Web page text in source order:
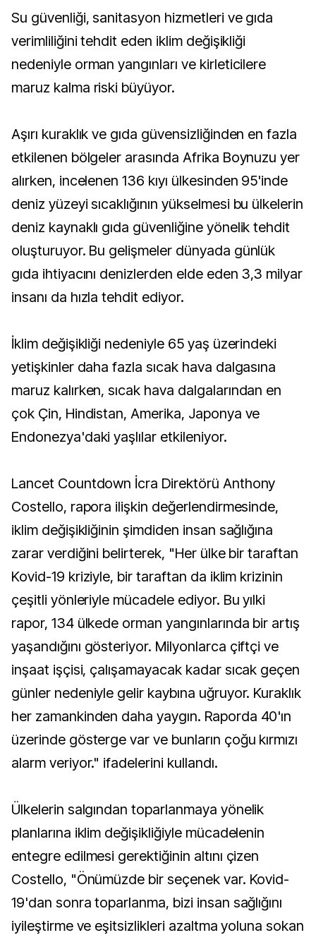
Su güvenliği, sanitasyon hizmetleri ve gıda
verimliliğini tehdit eden iklim değişikliği
nedeniyle orman yangınları ve kirleticilere
maruz kalma riski büyüyor.
Aşırı kuraklık ve gıda güvensizliğinden en fazla
etkilenen bölgeler arasında Afrika Boynuzu yer
alırken, incelenen 136 kıyı ülkesinden 95'inde
deniz yüzeyi sıcaklığının yükselmesi bu ülkelerin
deniz kaynaklı gıda güvenliğine yönelik tehdit
oluşturuyor. Bu gelişmeler dünyada günlük
gıda ihtiyacını denizlerden elde eden 3,3 milyar
insanı da hızla tehdit ediyor.
İklim değişikliği nedeniyle 65 yaş üzerindeki
yetişkinler daha fazla sıcak hava dalgasına
maruz kalırken, sıcak hava dalgalarından en
çok Çin, Hindistan, Amerika, Japonya ve
Endonezya'daki yaşlılar etkileniyor.
Lancet Countdown İcra Direktörü Anthony
Costello, rapora ilişkin değerlendirmesinde,
iklim değişikliğinin şimdiden insan sağlığına
zarar verdiğini belirterek, "Her ülke bir taraftan
Kovid-19 kriziyle, bir taraftan da iklim krizinin
çeşitli yönleriyle mücadele ediyor. Bu yılki
rapor, 134 ülkede orman yangınlarında bir artış
yaşandığını gösteriyor. Milyonlarca çiftçi ve
inşaat işçisi, çalışamayacak kadar sıcak geçen
günler nedeniyle gelir kaybına uğruyor. Kuraklık
her zamankinden daha yaygın. Raporda 40'ın
üzerinde gösterge var ve bunların çoğu kırmızı
alarm veriyor." ifadelerini kullandı.
Ülkelerin salgından toparlanmaya yönelik
planlarına iklim değişikliğiyle mücadelenin
entegre edilmesi gerektiğinin altını çizen
Costello, "Önümüzde bir seçenek var. Kovid-
19'dan sonra toparlanma, bizi insan sağlığını
iyileştirme ve eşitsizlikleri azaltma yoluna sokan